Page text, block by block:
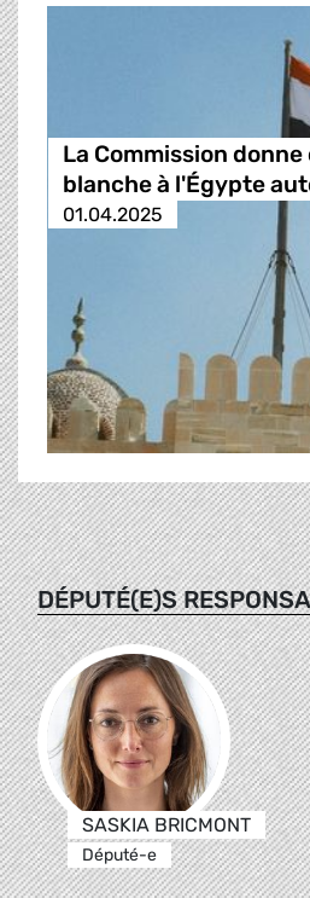
La Commission
blanche à l'Égypte
01.04.2025
DÉPUTÉ(E)S
SASKIA BRICMONT
Député-e